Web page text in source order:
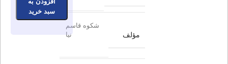
مؤلف
شکوه قاسم
نیا
سبد خرید